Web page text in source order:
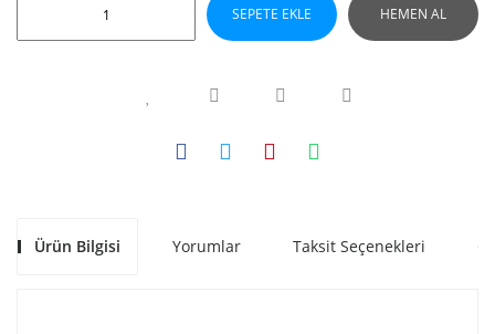
SEPETE EKLE HEMEN AL
Ürün Bilgisi Yorumlar Taksit Seçenekleri